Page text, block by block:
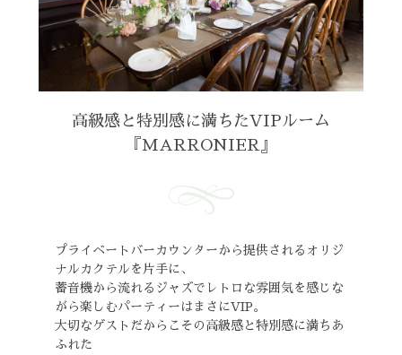
高級感と特別感に満ちたVIPルーム
『MARRONIER』
プライベートバーカウンターから提供されるオリジ
ナルカクテルを片手に、
蓄音機から流れるジャズでレトロな雰囲気を感じな
がら楽しむパーティーはまさにVIP。
大切なゲストだからこその高級感と特別感に満ちあ
ふれた